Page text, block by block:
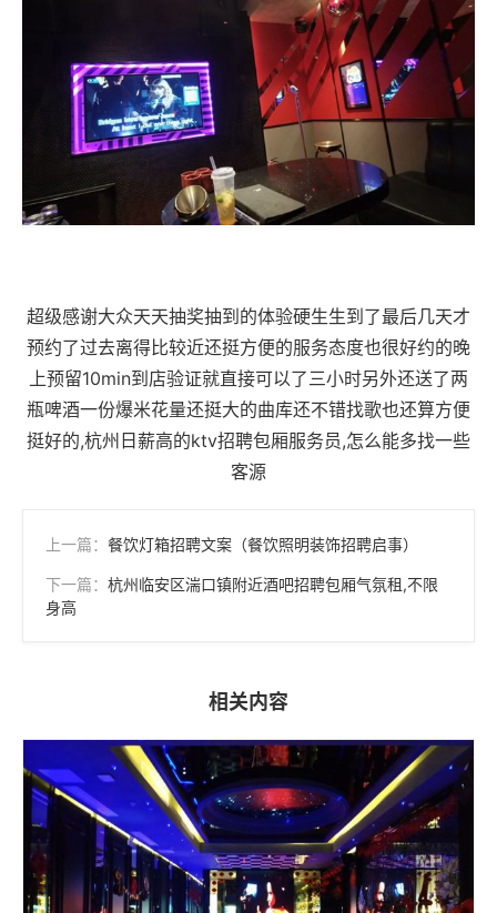
超级感谢大众天天抽奖抽到的体验硬生生到了最后几天才
预约了过去离得比较近还挺方便的服务态度也很好约的晚
上预留10min到店验证就直接可以了三小时另外还送了两
瓶啤酒一份爆米花量还挺大的曲库还不错找歌也还算方便
挺好的,杭州日薪高的ktv招聘包厢服务员,怎么能多找一些
客源
上一篇： 餐饮灯箱招聘文案（餐饮照明装饰招聘启事）
下一篇： 杭州临安区湍口镇附近酒吧招聘包厢气氛租,不限
身高
相关内容